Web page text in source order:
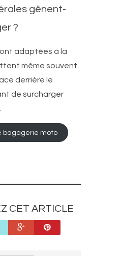
gênent-
?
adaptées à la
même souvent
derrière le
de surcharger
bagagerie moto
CET ARTICLE